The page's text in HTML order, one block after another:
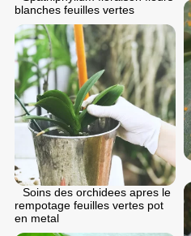
blanches feuilles vertes
Soins des orchidees apres le
rempotage feuilles vertes pot
en metal